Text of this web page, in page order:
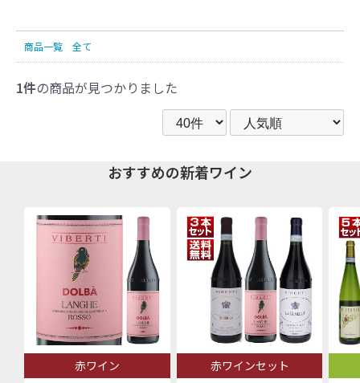
商品一覧 全て
1件の商品が見つかりました
おすすめの新着ワイン
赤ワイン 赤ワインセット